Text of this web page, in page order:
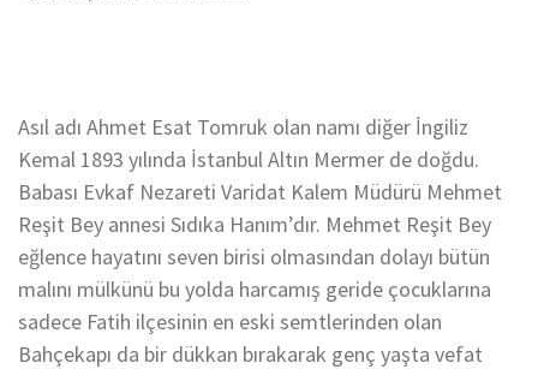
Asıl adı Ahmet Esat Tomruk olan namı diğer İngiliz
Kemal 1893 yılında İstanbul Altın Mermer de doğdu.
Babası Evkaf Nezareti Varidat Kalem Müdürü Mehmet
Reşit Bey annesi Sıdıka Hanım’dır. Mehmet Reşit Bey
eğlence hayatını seven birisi olmasından dolayı bütün
malını mülkünü bu yolda harcamış geride çocuklarına
sadece Fatih ilçesinin en eski semtlerinden olan
Bahçekapı da bir dükkan bırakarak genç yaşta vefat